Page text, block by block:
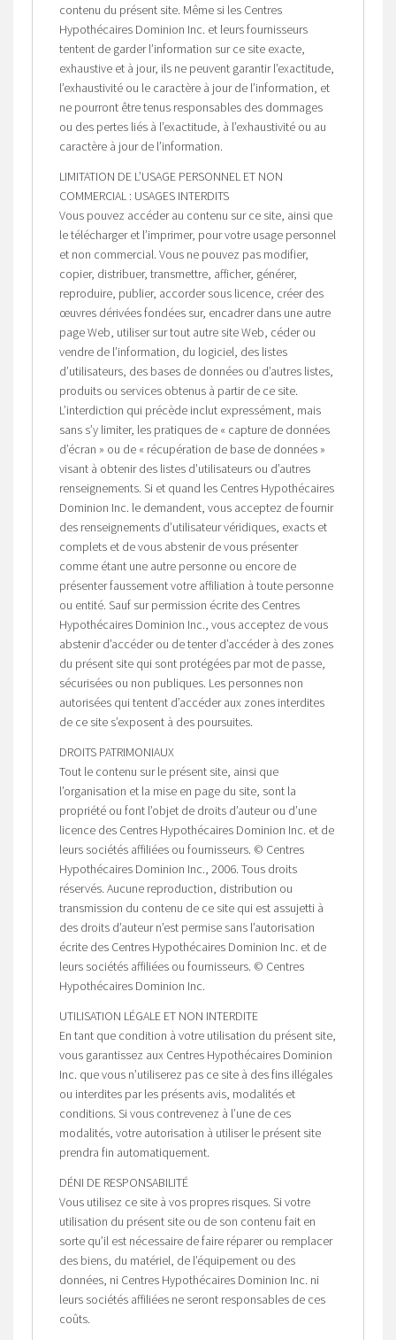
contenu du présent site. Même si les Centres
Hypothécaires Dominion Inc. et leurs fournisseurs
tentent de garder l’information sur ce site exacte,
exhaustive et à jour, ils ne peuvent garantir l’exactitude,
l’exhaustivité ou le caractère à jour de l’information, et
ne pourront être tenus responsables des dommages
ou des pertes liés à l’exactitude, à l’exhaustivité ou au
caractère à jour de l’information.
LIMITATION DE L’USAGE PERSONNEL ET NON
COMMERCIAL : USAGES INTERDITS
Vous pouvez accéder au contenu sur ce site, ainsi que
le télécharger et l’imprimer, pour votre usage personnel
et non commercial. Vous ne pouvez pas modifier,
copier, distribuer, transmettre, afficher, générer,
reproduire, publier, accorder sous licence, créer des
œuvres dérivées fondées sur, encadrer dans une autre
page Web, utiliser sur tout autre site Web, céder ou
vendre de l’information, du logiciel, des listes
d’utilisateurs, des bases de données ou d’autres listes,
produits ou services obtenus à partir de ce site.
L’interdiction qui précède inclut expressément, mais
sans s’y limiter, les pratiques de « capture de données
d’écran » ou de « récupération de base de données »
visant à obtenir des listes d’utilisateurs ou d’autres
renseignements. Si et quand les Centres Hypothécaires
Dominion Inc. le demandent, vous acceptez de fournir
des renseignements d’utilisateur véridiques, exacts et
complets et de vous abstenir de vous présenter
comme étant une autre personne ou encore de
présenter faussement votre affiliation à toute personne
ou entité. Sauf sur permission écrite des Centres
Hypothécaires Dominion Inc., vous acceptez de vous
abstenir d’accéder ou de tenter d’accéder à des zones
du présent site qui sont protégées par mot de passe,
sécurisées ou non publiques. Les personnes non
autorisées qui tentent d’accéder aux zones interdites
de ce site s’exposent à des poursuites.
DROITS PATRIMONIAUX
Tout le contenu sur le présent site, ainsi que
l’organisation et la mise en page du site, sont la
propriété ou font l’objet de droits d’auteur ou d’une
licence des Centres Hypothécaires Dominion Inc. et de
leurs sociétés affiliées ou fournisseurs. © Centres
Hypothécaires Dominion Inc., 2006. Tous droits
réservés. Aucune reproduction, distribution ou
transmission du contenu de ce site qui est assujetti à
des droits d’auteur n’est permise sans l’autorisation
écrite des Centres Hypothécaires Dominion Inc. et de
leurs sociétés affiliées ou fournisseurs. © Centres
Hypothécaires Dominion Inc.
UTILISATION LÉGALE ET NON INTERDITE
En tant que condition à votre utilisation du présent site,
vous garantissez aux Centres Hypothécaires Dominion
Inc. que vous n’utiliserez pas ce site à des fins illégales
ou interdites par les présents avis, modalités et
conditions. Si vous contrevenez à l’une de ces
modalités, votre autorisation à utiliser le présent site
prendra fin automatiquement.
DÉNI DE RESPONSABILITÉ
Vous utilisez ce site à vos propres risques. Si votre
utilisation du présent site ou de son contenu fait en
sorte qu’il est nécessaire de faire réparer ou remplacer
des biens, du matériel, de l’équipement ou des
données, ni Centres Hypothécaires Dominion Inc. ni
leurs sociétés affiliées ne seront responsables de ces
coûts.